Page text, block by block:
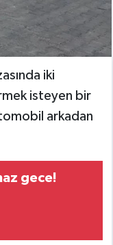
iki
isteyen bir
arkadan
gece!